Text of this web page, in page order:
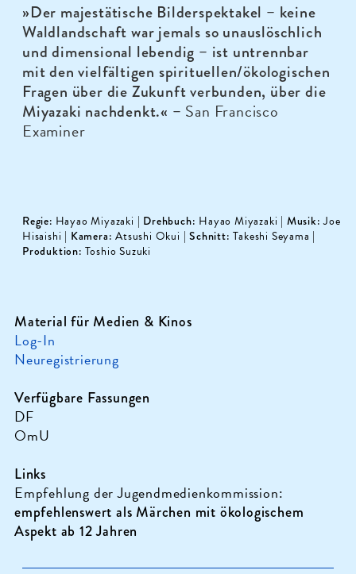
»Der majestätische Bilderspektakel – keine
Waldlandschaft war jemals so unauslöschlich
und dimensional lebendig – ist untrennbar
mit den vielfältigen spirituellen/ökologischen
Fragen über die Zukunft verbunden, über die
Miyazaki nachdenkt.« – San Francisco
Examiner
Regie: Hayao Miyazaki | Drehbuch: Hayao Miyazaki | Musik: Joe
Hisaishi | Kamera: Atsushi Okui |Schnitt: Takeshi Seyama |
Produktion: Toshio Suzuki
Material für Medien & Kinos
Log-In
Neuregistrierung
Verfügbare Fassungen
DF
OmU
Links
Empfehlung der Jugendmedienkommission:
empfehlenswert als Märchen mit ökologischem
Aspekt ab 12 Jahren